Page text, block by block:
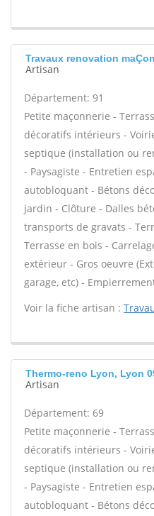
Travaux renovation
Artisan
Département: 91
Petite maçonnerie -
décoratifs intérieurs -
septique (installation ou
- Paysagiste - Entretien
autobloquant - Bétons
jardin - Clôture - Dalles
transports de gravats -
Terrasse en bois -
extérieur - Gros oeuvre
garage, etc) -
Voir la fiche artisan :
Thermo-reno Lyon, Lyon
Artisan
Département: 69
Petite maçonnerie -
décoratifs intérieurs -
septique (installation ou
- Paysagiste - Entretien
autobloquant - Bétons